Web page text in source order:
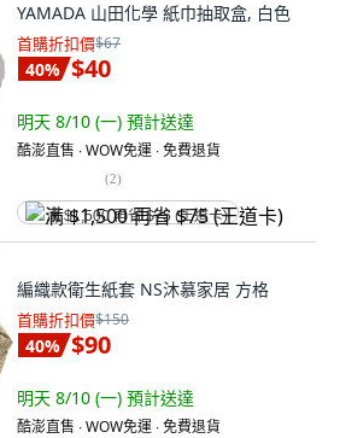
YAMADA 山田化學 紙巾抽取盒, 白色
首購折扣價$67
40% $40
明天 8/10 (一) 預計送達
酷澎直售 ∙ WOW免運 ∙ 免費退貨
(2)
满 $1,500 再省 $75 (王道卡)
編織款衛生紙套 NS沐慕家居 方格
首購折扣價$150
40% $90
明天 8/10 (一) 預計送達
酷澎直售 ∙ WOW免運 ∙ 免費退貨